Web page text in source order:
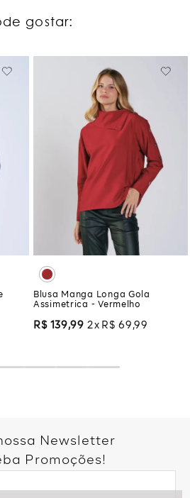
gostar:
Blusa Manga Longa Gola
Assimetrica - Vermelho
R$ 139,99 2 R$ 69 ,99
Newsletter
Promoções!